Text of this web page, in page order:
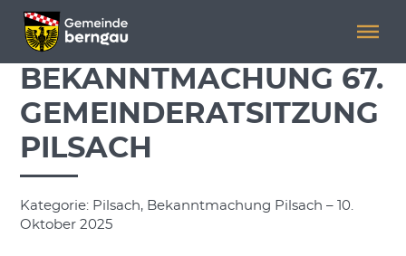
Menü überspringen
Menü überspringen
BEKANNTMACHUNG 67.
GEMEINDERATSITZUNG
PILSACH
Kategorie: Pilsach, Bekanntmachung Pilsach – 10.
Oktober 2025